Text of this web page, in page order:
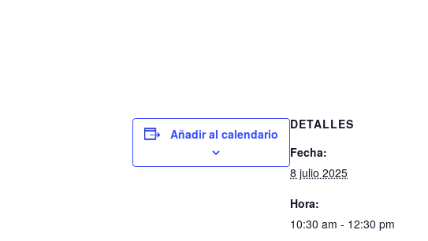
Añadir al calendario
DETALLES
Fecha:
8 julio 2025
Hora:
10:30 am - 12:30 pm